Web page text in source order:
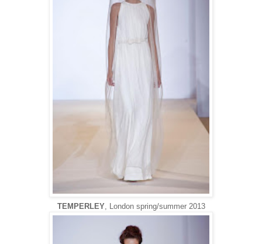
TEMPERLEY, London spring/summer 2013